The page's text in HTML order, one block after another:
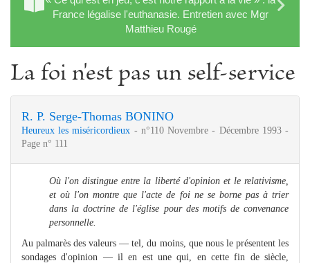
France légalise l'euthanasie. Entretien avec Mgr
Matthieu Rougé
La foi n'est pas un self-service
R. P. Serge-Thomas BONINO
Heureux les miséricordieux - n°110 Novembre - Décembre 1993 -
Page n° 111
Où l'on distingue entre la liberté d'opinion et le relativisme,
et où l'on montre que l'acte de foi ne se borne pas à trier
dans la doctrine de l'église pour des motifs de convenance
personnelle.
Au palmarès des valeurs — tel, du moins, que nous le présentent les
sondages d'opinion — il en est une qui, en cette fin de siècle,